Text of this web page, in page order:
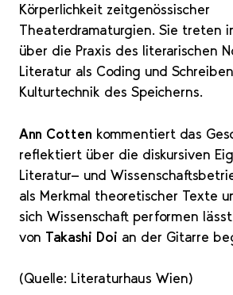
Körperlichkeit zeitgenössischer
Theaterdramaturgien. Sie treten
über die Praxis des literarischen
Literatur als Coding und
Kulturtechnik des Speicherns.
Ann Cotten kommentiert das
reflektiert über die diskursiven
Literatur- und
als Merkmal theoretischer Texte
sich Wissenschaft performen
von Takashi Doi an der Gitarre
(Quelle: Literaturhaus Wien)